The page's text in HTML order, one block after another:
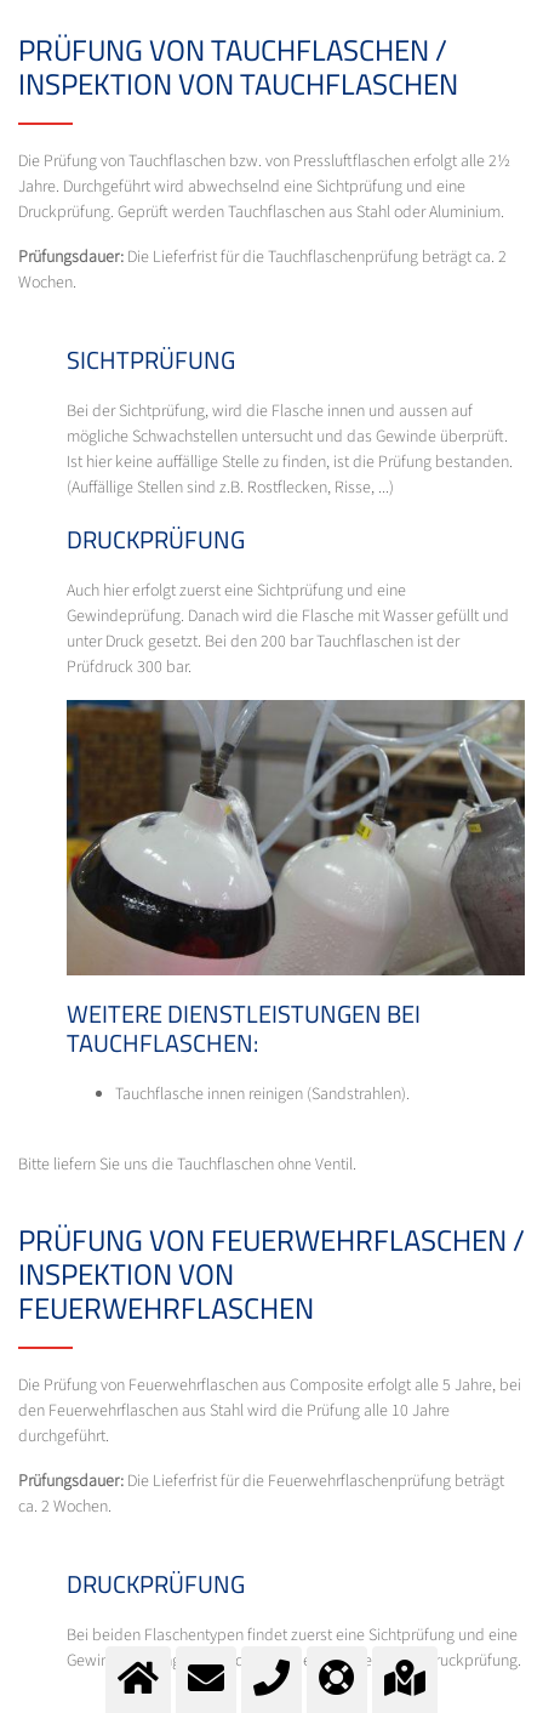
PRÜFUNG VON TAUCHFLASCHEN /
INSPEKTION VON TAUCHFLASCHEN
Die Prüfung von Tauchflaschen bzw. von Pressluftflaschen erfolgt alle 2½
Jahre. Durchgeführt wird abwechselnd eine Sichtprüfung und eine
Druckprüfung. Geprüft werden Tauchflaschen aus Stahl oder Aluminium.
Prüfungsdauer: Die Lieferfrist für die Tauchflaschenprüfung beträgt ca. 2
Wochen.
SICHTPRÜFUNG
Bei der Sichtprüfung, wird die Flasche innen und aussen auf
mögliche Schwachstellen untersucht und das Gewinde überprüft.
Ist hier keine auffällige Stelle zu finden, ist die Prüfung bestanden.
(Auffällige Stellen sind z.B. Rostflecken, Risse, ...)
DRUCKPRÜFUNG
Auch hier erfolgt zuerst eine Sichtprüfung und eine
Gewindeprüfung. Danach wird die Flasche mit Wasser gefüllt und
unter Druck gesetzt. Bei den 200 bar Tauchflaschen ist der
Prüfdruck 300 bar.
WEITERE DIENSTLEISTUNGEN BEI
TAUCHFLASCHEN:
Tauchflasche innen reinigen (Sandstrahlen).
Bitte liefern Sie uns die Tauchflaschen ohne Ventil.
PRÜFUNG VON FEUERWEHRFLASCHEN /
INSPEKTION VON
FEUERWEHRFLASCHEN
Die Prüfung von Feuerwehrflaschen aus Composite erfolgt alle 5 Jahre, bei
den Feuerwehrflaschen aus Stahl wird die Prüfung alle 10 Jahre
durchgeführt.
Prüfungsdauer: Die Lieferfrist für die Feuerwehrflaschenprüfung beträgt
ca. 2 Wochen.
DRUCKPRÜFUNG
Bei beiden Flaschentypen findet zuerst eine Sichtprüfung und eine
Gewindeprüfung statt und danach erfolgt die Wasserdruckprüfung.